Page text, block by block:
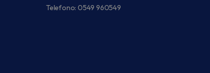
Telefono: 0549 960549